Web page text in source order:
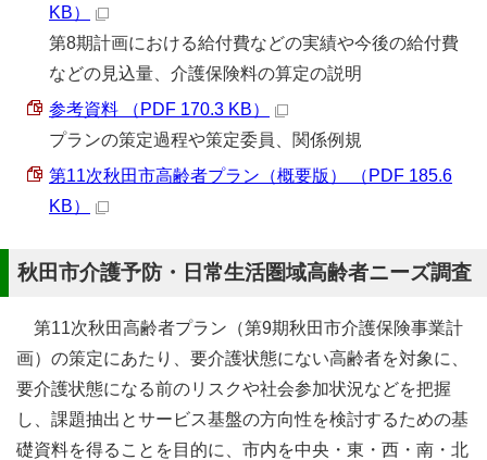
KB）
第8期計画における給付費などの実績や今後の給付費
などの見込量、介護保険料の算定の説明
参考資料 （PDF 170.3 KB）
プランの策定過程や策定委員、関係例規
第11次秋田市高齢者プラン（概要版） （PDF 185.6
KB）
秋田市介護予防・日常生活圏域高齢者ニーズ調査
第11次秋田高齢者プラン（第9期秋田市介護保険事業計
画）の策定にあたり、要介護状態にない高齢者を対象に、
要介護状態になる前のリスクや社会参加状況などを把握
し、課題抽出とサービス基盤の方向性を検討するための基
礎資料を得ることを目的に、市内を中央・東・西・南・北